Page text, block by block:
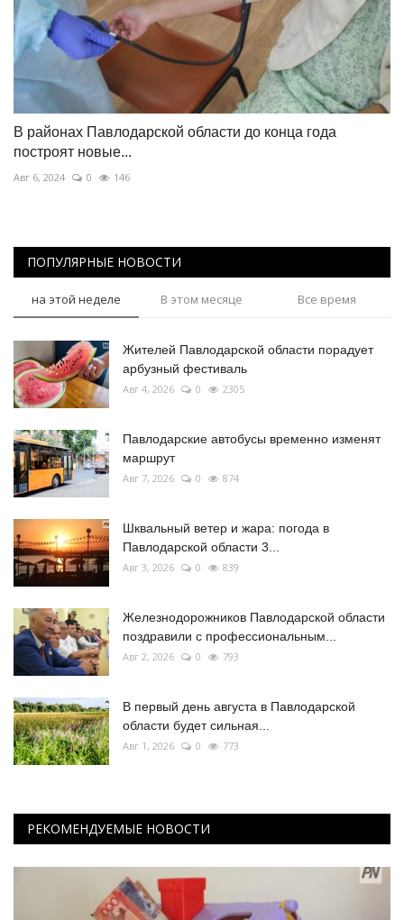
В районах Павлодарской области до конца года
построят новые...
Авг 6, 2024 0 146
ПОПУЛЯРНЫЕ НОВОСТИ
на этой неделе В этом месяце Все время
Жителей Павлодарской области порадует
арбузный фестиваль
Авг 4, 2026 0 2305
Павлодарские автобусы временно изменят
маршрут
Авг 7, 2026 0 874
Шквальный ветер и жара: погода в
Павлодарской области 3...
Авг 3, 2026 0 839
Железнодорожников Павлодарской области
поздравили с профессиональным...
Авг 2, 2026 0 793
В первый день августа в Павлодарской
области будет сильная...
Авг 1, 2026 0 773
РЕКОМЕНДУЕМЫЕ НОВОСТИ